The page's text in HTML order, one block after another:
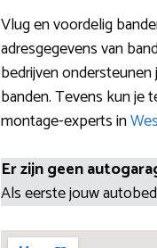
Vlug en voordelig
adresgegevens van
bedrijven ondersteunen
banden. Tevens kun je
montage-experts in
Er zijn geen
Als eerste jouw